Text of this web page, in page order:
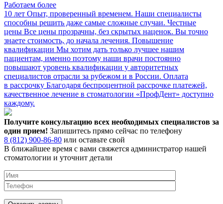
Работаем более
10 лет Опыт, проверенный временем. Наши специалисты
способны решить даже самые сложные случаи. Честные
цены Все цены прозрачны, без скрытых наценок. Вы точно
знаете стоимость, до начала лечения. Повышение
квалификации Мы хотим дать только лучшее нашим
пациентам, именно поэтому наши врачи постоянно
повышают уровень квалификации у авторитетных
специалистов отрасли за рубежом и в России. Оплата
в рассрочку Благодаря беспроцентной рассрочке платежей,
качественное лечение в стоматологии «ПрофДент» доступно
каждому.
Получите консультацию всех необходимых специалистов за
один прием! Запишитесь прямо сейчас по телефону
8 (812) 900-86-80 или оставьте свой
В ближайшее время с вами свяжется администратор нашей
стоматологии и уточнит детали